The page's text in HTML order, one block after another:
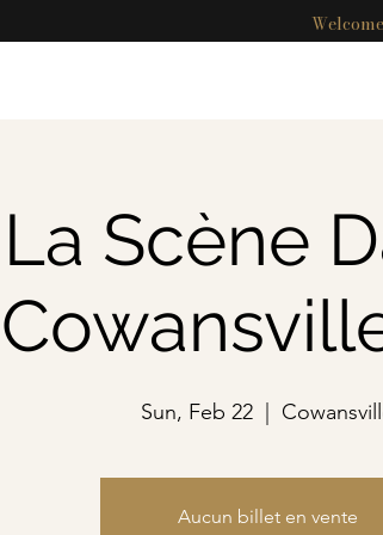
Welcome
Scène
Sun, Feb 22
Aucun billet en vente